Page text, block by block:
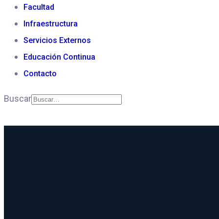
Facultad
Infraestructura
Servicios Externos
Educación Continua
Contacto
Buscar
FITECMA